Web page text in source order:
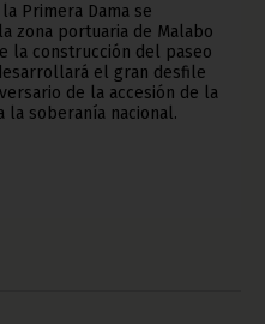
Primera Dama se
zona portuaria de Malabo
la construcción del paseo
el gran desfile
de la accesión de la
la soberanía nacional.